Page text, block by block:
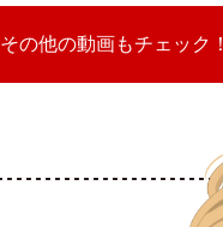
その他の動画もチェック！